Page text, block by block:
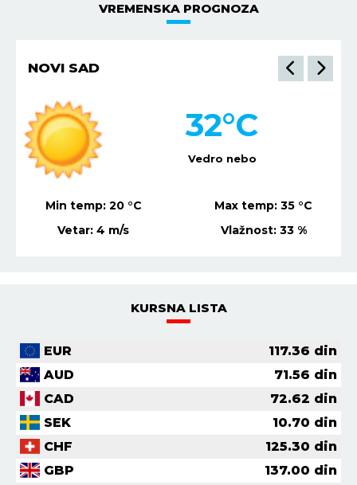
VREMENSKA PROGNOZA
NIŠ
Vedro nebo
35°C
Min temp:22 °C Max temp: 36 °C
Vetar:7 m/s Vlažnost: 29 %
KURSNA LISTA
EUR 117.36 din
AUD
71.56 din
CAD
72.62 din
SEK
10.70 din
CHF
125.30 din
GBP
137.00 din